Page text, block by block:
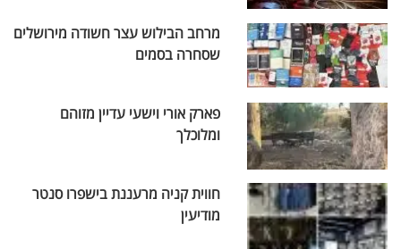
מרחב הבילוש עצר חשודה מירושלים
שסחרה בסמים
פארק אורי וישעי עדיין מזוהם
ומלוכלך
חווית קניה מרעננת בישפרו סנטר
מודיעין